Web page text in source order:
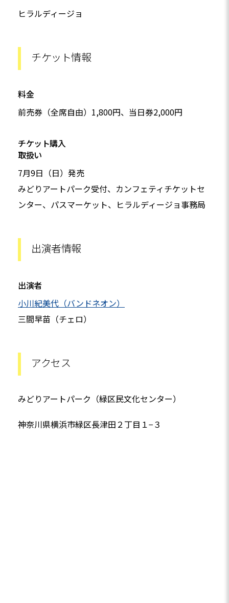
ヒラルディージョ
チケット情報
料金
前売券（全席自由）1,800円、当日券2,000円
チケット購入
取扱い
7月9日（日）発売
みどりアートパーク受付、カンフェティチケットセ
ンター、パスマーケット、ヒラルディージョ事務局
出演者情報
出演者
小川紀美代（バンドネオン）
三間早苗（チェロ）
アクセス
みどりアートパーク（緑区民文化センター）
神奈川県横浜市緑区長津田２丁目１−３